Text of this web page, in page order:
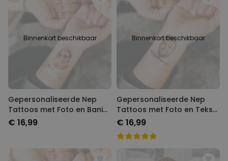
Binnenkort beschikbaar
Gepersonaliseerde Nep
Tattoos met Foto en Banier
set van 4
€ 16,99
Binnenkort beschikbaar
Gepersonaliseerde Nep
Tattoos met Foto en Tekst
set van 6
€ 16,99